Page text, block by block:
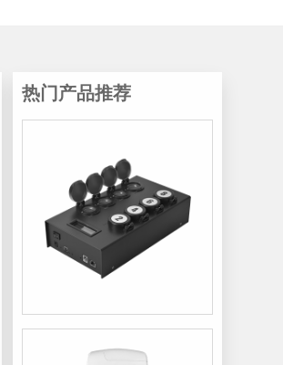
热门产品推荐